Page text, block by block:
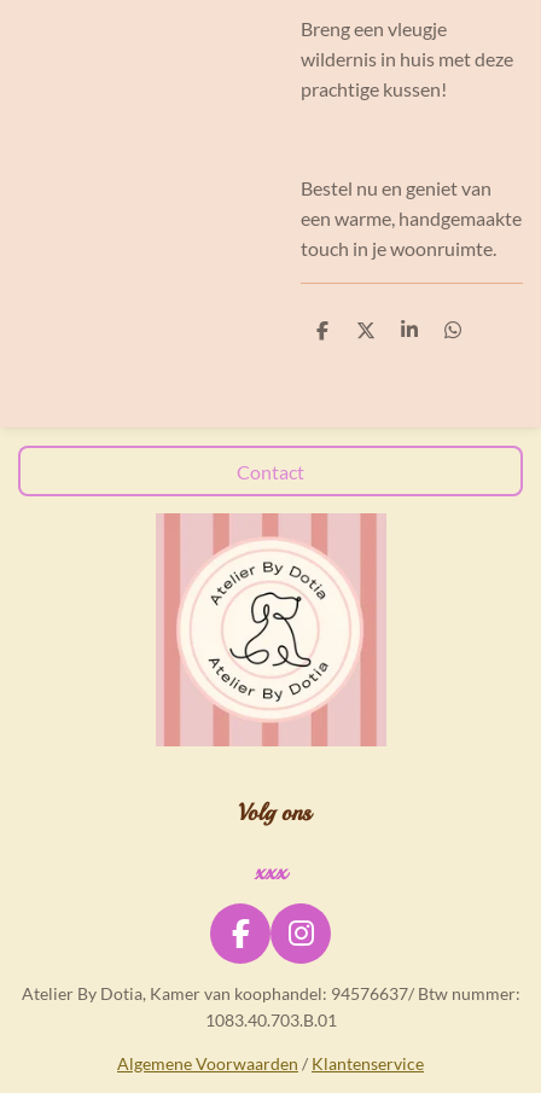
Breng een vleugje
wildernis in huis met deze
prachtige kussen!
Bestel nu en geniet van
een warme, handgemaakte
touch in je woonruimte.
D
D
S
D
Contact
Volg ons
xxx
F
c
e
b
I
s
t
a
Atelier By Dotia, Kamer van koophandel: 94576637/ Btw nummer:
1083.40.703.B.01
Algemene Voorwaarden / Klantenservice